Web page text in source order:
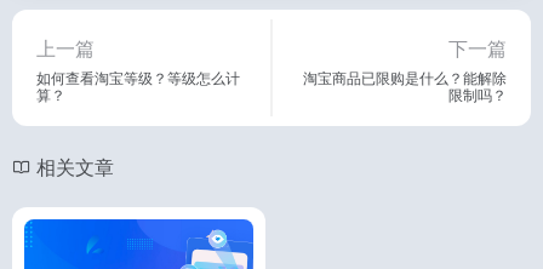
上一篇
如何查看淘宝等级？等级怎么计
算？
下一篇
淘宝商品已限购是什么？能解除
限制吗？
相关文章